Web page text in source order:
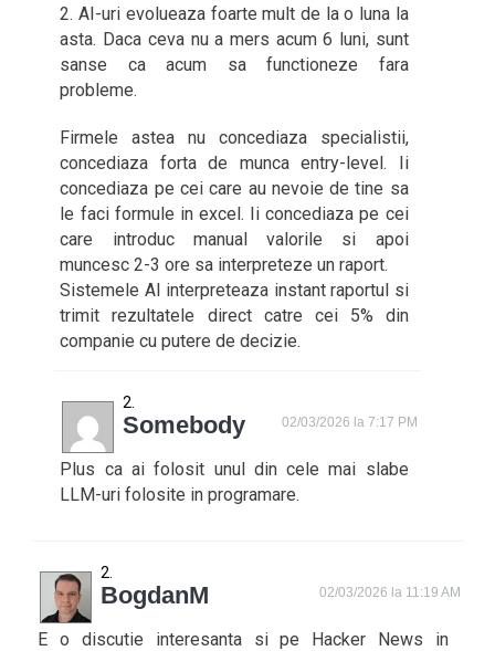
2. AI-uri evolueaza foarte mult de la o luna la
asta. Daca ceva nu a mers acum 6 luni, sunt
sanse ca acum sa functioneze fara
probleme.
Firmele astea nu concediaza specialistii,
concediaza forta de munca entry-level. Ii
concediaza pe cei care au nevoie de tine sa
le faci formule in excel. Ii concediaza pe cei
care introduc manual valorile si apoi
muncesc 2-3 ore sa interpreteze un raport.
Sistemele AI interpreteaza instant raportul si
trimit rezultatele direct catre cei 5% din
companie cu putere de decizie.
Somebody 02/03/2026 la 7:17 PM
Plus ca ai folosit unul din cele mai slabe
LLM-uri folosite in programare.
BogdanM 02/03/2026 la 11:19 AM
E o discutie interesanta si pe Hacker News in